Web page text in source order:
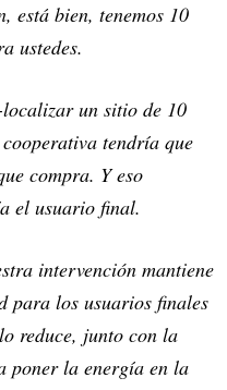
está bien, tenemos 10
ustedes.
un sitio de 10
tendría que
compra. Y eso
el usuario final.
intervención mantiene
para los usuarios finales
reduce, junto con la
poner la energía en la